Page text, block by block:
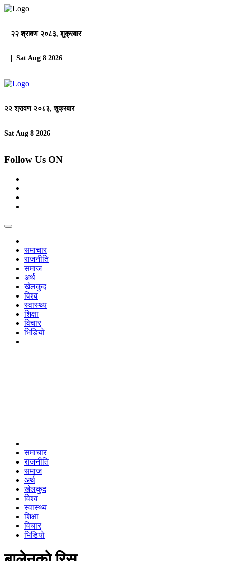
२२ श्रावण २०८३, शुक्रबार
| Sat Aug 8 2026
२२ श्रावण २०८३, शुक्रबार
Sat Aug 8 2026
Follow Us ON
समाचार
राजनीति
समाज
अर्थ
खेलकुद
विश्व
स्वास्थ्य
शिक्षा
विचार
भिडियाे
समाचार
राजनीति
समाज
अर्थ
खेलकुद
विश्व
स्वास्थ्य
शिक्षा
विचार
भिडियाे